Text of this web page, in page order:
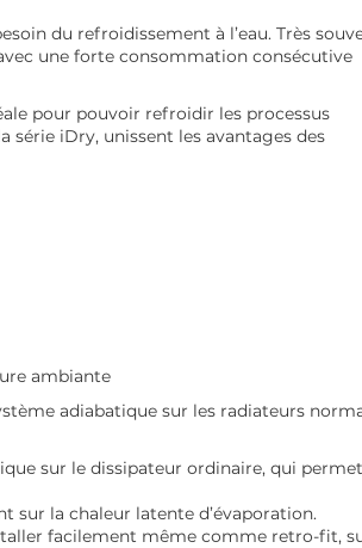
du refroidissement à l’eau. Très
une forte consommation consécutive
pour pouvoir refroidir les processus
série iDry, unissent les avantages des
ambiante
adiabatique sur les radiateurs
sur le dissipateur ordinaire, qui
sur la chaleur latente d’évaporation.
facilement même comme retro-fit,